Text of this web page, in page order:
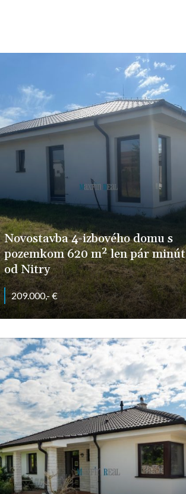
Novostavba 4-izbového domu s
pozemkom 620 m² len pár minút
od Nitry
209.000,- €